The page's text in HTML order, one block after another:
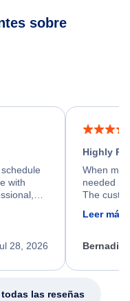
sobre
with
the
and
28, 2026
Highly
When my
needed
The
calm,
my issue.
Leer más
todas las reseñas